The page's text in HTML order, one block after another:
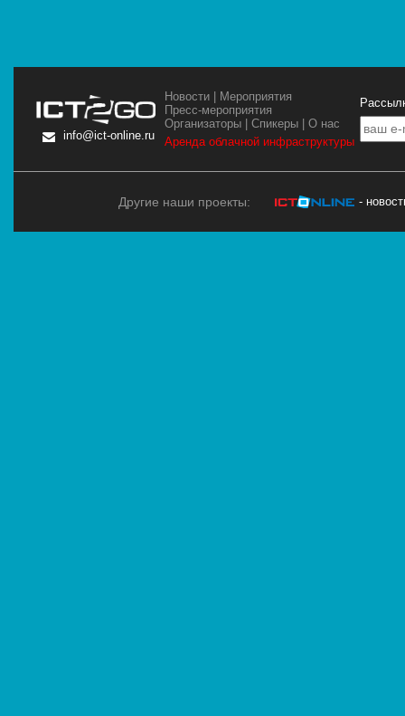
info@ict-online.ru
Новости | Мероприятия
Пресс-мероприятия
Организаторы |Спикеры |О нас
Аренда облачной инфраструктуры
Другие наши проекты: -